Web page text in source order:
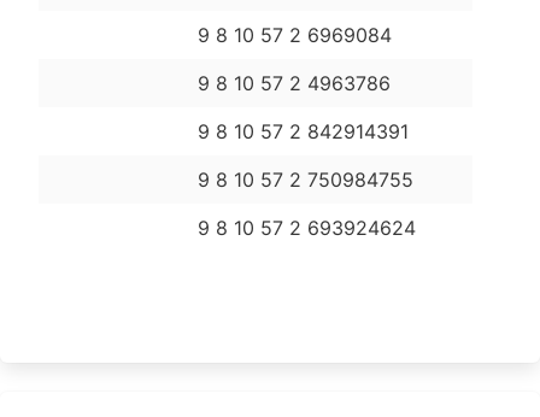
9 8 10 57 2 6969084
9 8 10 57 2 4963786
9 8 10 57 2 842914391
9 8 10 57 2 750984755
9 8 10 57 2 693924624